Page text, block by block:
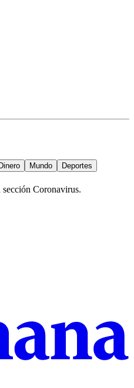
Dinero Mundo
Deportes
Coronavirus.